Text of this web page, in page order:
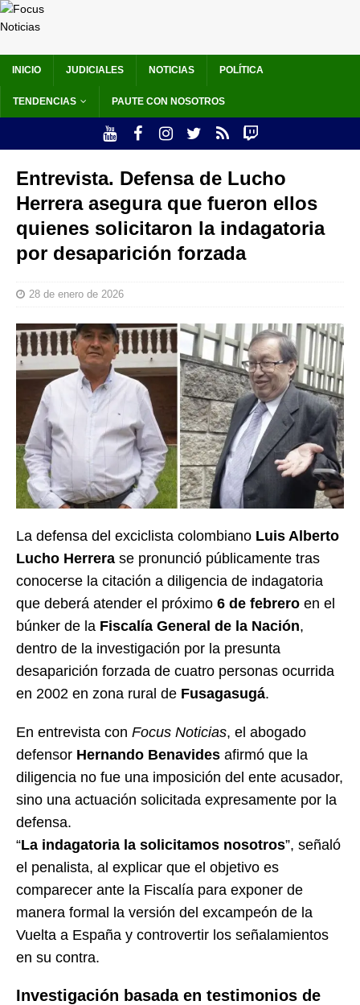
INICIO JUDICIALES NOTICIAS POLÍTICA
TENDENCIAS PAUTE CON NOSOTROS
Entrevista. Defensa de Lucho
Herrera asegura que fueron ellos
quienes solicitaron la indagatoria
por desaparición forzada
28 de enero de 2026
La defensa del exciclista colombiano Luis Alberto
Lucho Herrera se pronunció públicamente tras
conocerse la citación a diligencia de indagatoria
que deberá atender el próximo 6 de febrero en el
búnker de la Fiscalía General de la Nación,
dentro de la investigación por la presunta
desaparición forzada de cuatro personas ocurrida
en 2002 en zona rural de Fusagasugá.
En entrevista con Focus Noticias, el abogado
defensor Hernando Benavides afirmó que la
diligencia no fue una imposición del ente acusador,
sino una actuación solicitada expresamente por la
defensa.
“La indagatoria la solicitamos nosotros”, señaló
el penalista, al explicar que el objetivo es
comparecer ante la Fiscalía para exponer de
manera formal la versión del excampeón de la
Vuelta a España y controvertir los señalamientos
en su contra.
Investigación basada en testimonios de